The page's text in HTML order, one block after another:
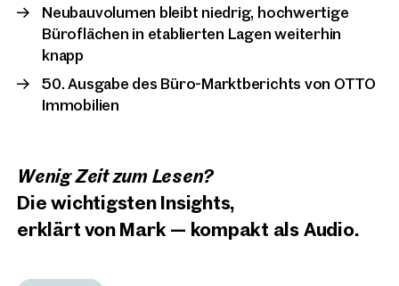
Neubauvolumen bleibt niedrig, hochwertige
Büroflächen in etablierten Lagen weiterhin
knapp
50. Ausgabe des Büro-Marktberichts von OTTO
Immobilien
Wenig Zeit zum Lesen?
Die wichtigsten Insights,
erklärt von Mark — kompakt als Audio.